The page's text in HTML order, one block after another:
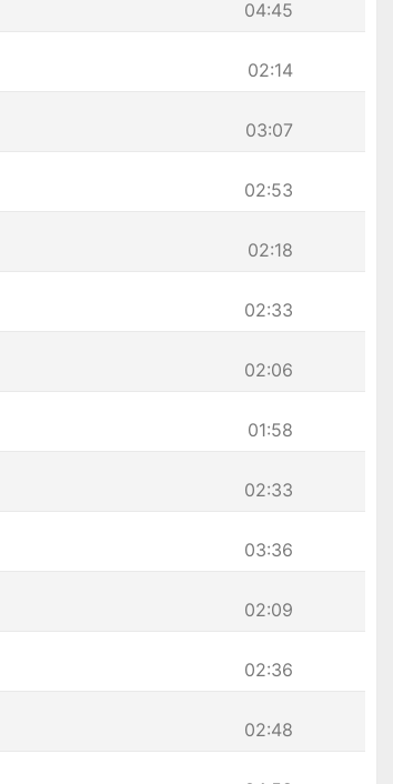
04:45
02:14
03:07
02:53
02:18
02:33
02:06
01:58
02:33
03:36
02:09
02:36
02:48